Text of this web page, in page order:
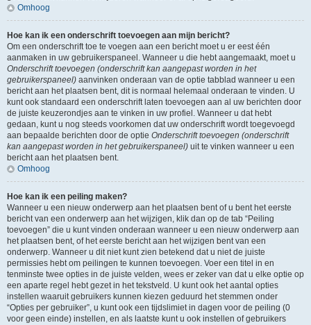
Omhoog
Hoe kan ik een onderschrift toevoegen aan mijn bericht?
Om een onderschrift toe te voegen aan een bericht moet u er eest één
aanmaken in uw gebruikerspaneel. Wanneer u die hebt aangemaakt, moet u
Onderschrift toevoegen (onderschrift kan aangepast worden in het
gebruikerspaneel) aanvinken onderaan van de optie tabblad wanneer u een
bericht aan het plaatsen bent, dit is normaal helemaal onderaan te vinden. U
kunt ook standaard een onderschrift laten toevoegen aan al uw berichten door
de juiste keuzerondjes aan te vinken in uw profiel. Wanneer u dat hebt
gedaan, kunt u nog steeds voorkomen dat uw onderschrift wordt toegevoegd
aan bepaalde berichten door de optie Onderschrift toevoegen (onderschrift
kan aangepast worden in het gebruikerspaneel) uit te vinken wanneer u een
bericht aan het plaatsen bent.
Omhoog
Hoe kan ik een peiling maken?
Wanneer u een nieuw onderwerp aan het plaatsen bent of u bent het eerste
bericht van een onderwerp aan het wijzigen, klik dan op de tab “Peiling
toevoegen” die u kunt vinden onderaan wanneer u een nieuw onderwerp aan
het plaatsen bent, of het eerste bericht aan het wijzigen bent van een
onderwerp. Wanneer u dit niet kunt zien betekend dat u niet de juiste
permissies hebt om peilingen te kunnen toevoegen. Voer een titel in en
tenminste twee opties in de juiste velden, wees er zeker van dat u elke optie op
een aparte regel hebt gezet in het tekstveld. U kunt ook het aantal opties
instellen waaruit gebruikers kunnen kiezen geduurd het stemmen onder
“Opties per gebruiker”, u kunt ook een tijdslimiet in dagen voor de peiling (0
voor geen einde) instellen, en als laatste kunt u ook instellen of gebruikers